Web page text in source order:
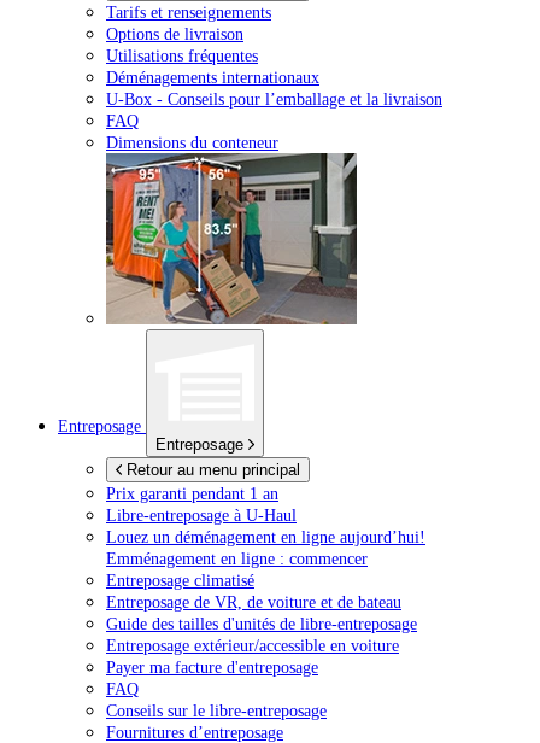
Tarifs et renseignements
Options de livraison
Utilisations fréquentes
Déménagements internationaux
U-Box - Conseils pour l’emballage et la livraison
FAQ
Dimensions du conteneur
Entreposage
Entreposage
Retour au menu principal
Prix garanti pendant 1 an
Libre-entreposage à U-Haul
Louez un déménagement en ligne aujourd’hui!
Emménagement en ligne : commencer
Entreposage climatisé
Entreposage de VR, de voiture et de bateau
Guide des tailles d'unités de libre-entreposage
Entreposage extérieur/accessible en voiture
Payer ma facture d'entreposage
FAQ
Conseils sur le libre-entreposage
Fournitures d’entreposage